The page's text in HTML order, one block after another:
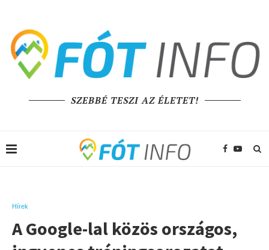
SZEBBÉ TESZI AZ ÉLETET!
Hírek
A Google-lal közös országos,